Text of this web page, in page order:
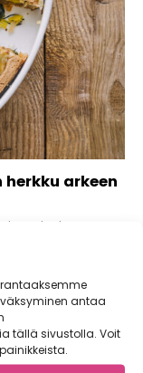
antaa
tällä sivustolla. Voit
arkeen
sieni-
Tarjoa